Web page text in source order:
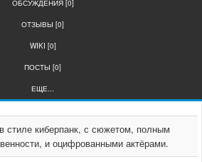
ОБСУЖДЕНИЯ [0]
ОТЗЫВЫ [0]
WIKI [0]
ПОСТЫ [0]
ЕЩЕ...
стиле киберпанк, с сюжетом, полным
и оцифрованными актёрами.